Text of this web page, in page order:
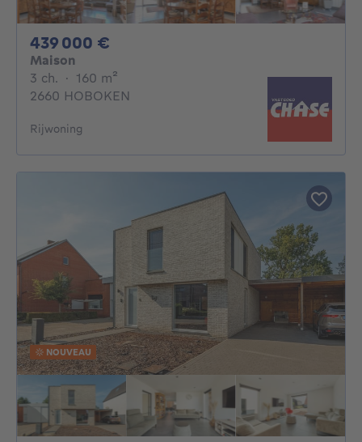
439 000 €
Maison
3 ch. 3 chambres
· 160 m²
2660 HOBOKEN
Rijwoning
NOUVEAU